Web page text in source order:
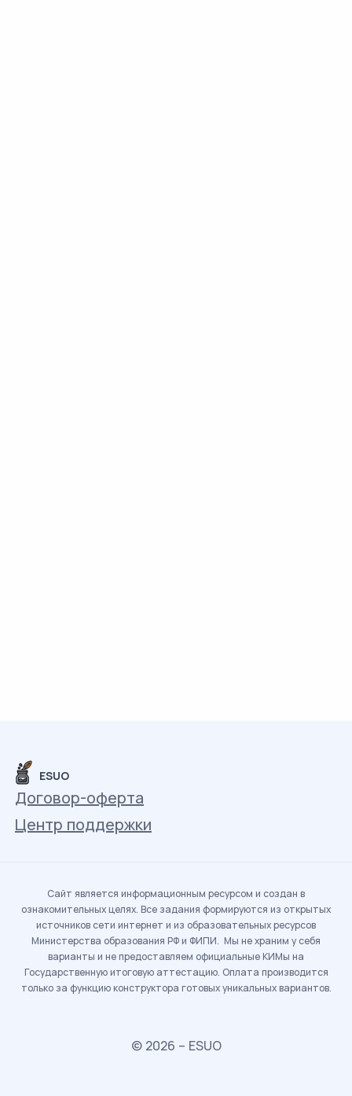
ESUO
Договор-оферта
Центр поддержки
Сайт является информационным ресурсом и создан в
ознакомительных целях. Все задания формируются из открытых
источников сети интернет и из образовательных ресурсов
Министерства образования РФ и ФИПИ. Мы не храним у себя
варианты и не предоставляем официальные КИМы на
Государственную итоговую аттестацию. Оплата производится
только за функцию конструктора готовых уникальных вариантов.
© 2026 – ESUO